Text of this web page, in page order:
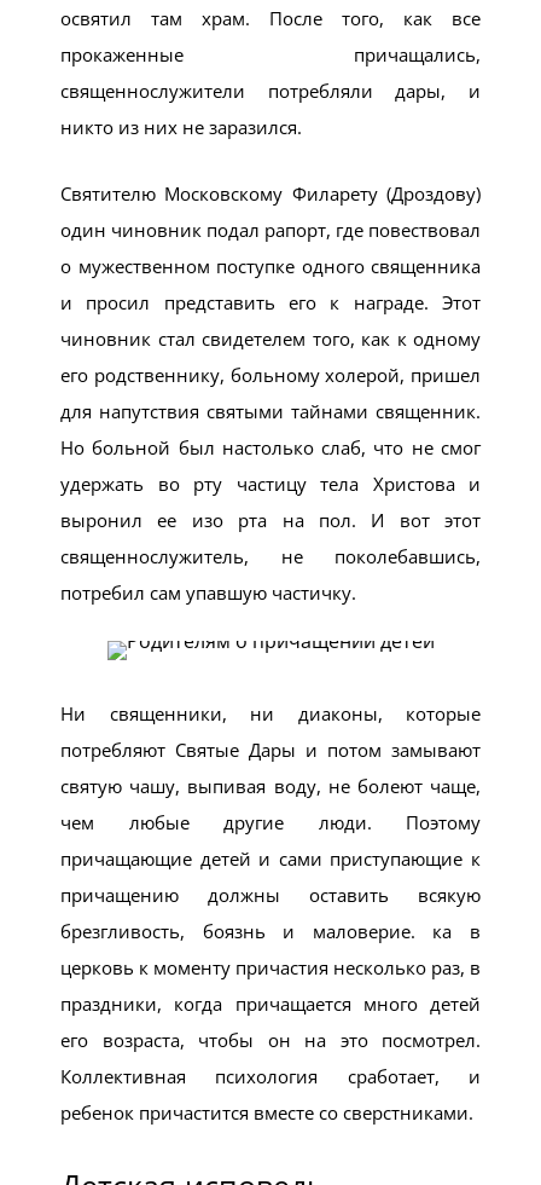
освятил там храм. После того, как все
прокаженные причащались,
священнослужители потребляли дары, и
никто из них не заразился.
Святителю Московскому Филарету (Дроздову)
один чиновник подал рапорт, где повествовал
о мужественном поступке одного священника
и просил представить его к награде. Этот
чиновник стал свидетелем того, как к одному
его родственнику, больному холерой, пришел
для напутствия святыми тайнами священник.
Но больной был настолько слаб, что не смог
удержать во рту частицу тела Христова и
выронил ее изо рта на пол. И вот этот
священнослужитель, не поколебавшись,
потребил сам упавшую частичку.
Ни священники, ни диаконы, которые
потребляют Святые Дары и потом замывают
святую чашу, выпивая воду, не болеют чаще,
чем любые другие люди. Поэтому
причащающие детей и сами приступающие к
причащению должны оставить всякую
брезгливость, боязнь и маловерие. ка в
церковь к моменту причастия несколько раз, в
праздники, когда причащается много детей
его возраста, чтобы он на это посмотрел.
Коллективная психология сработает, и
ребенок причастится вместе со сверстниками.